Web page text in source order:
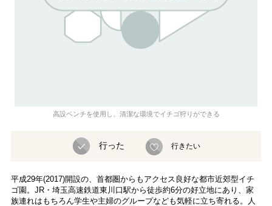
高設ベンチを使用し、清潔な環境でイチゴ狩りができる
行った 行きたい
平成29年(2017)開設の、首都圏からもアクセス良好な都市近郊型イチ
ゴ園。JR・埼玉高速鉄道東川口駅から徒歩約6分の好立地にあり、家
族連れはもちろん学生や主婦のグループなども気軽に立ち寄れる。人